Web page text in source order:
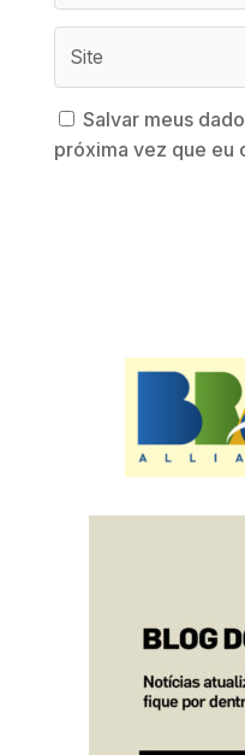
Salvar meus
próxima vez que eu